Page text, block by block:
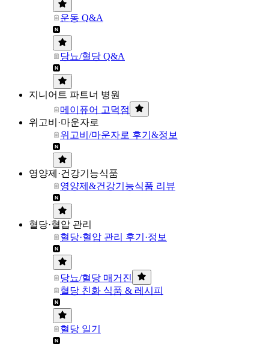
운동 Q&A
당뇨/혈당 Q&A
지니어트 파트너 병원
메이퓨어 고덕점
위고비·마운자로
위고비/마운자로 후기&정보
영양제·건강기능식품
영양제&건강기능식품 리뷰
혈당·혈압 관리
혈당·혈압 관리 후기·정보
당뇨/혈당 매거진
혈당 친화 식품 & 레시피
혈당 일기